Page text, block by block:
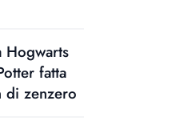
Hogwarts
fatta
di zenzero